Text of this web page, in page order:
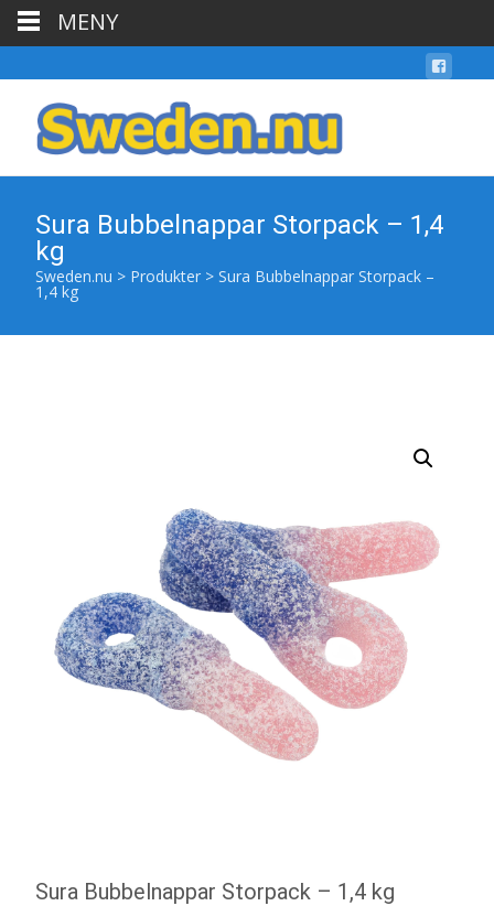
Sura Bubbelnappar Storpack – 1,4
kg
Sweden.nu > Produkter > Sura Bubbelnappar Storpack –
1,4 kg
Sura Bubbelnappar Storpack – 1,4 kg
MENY